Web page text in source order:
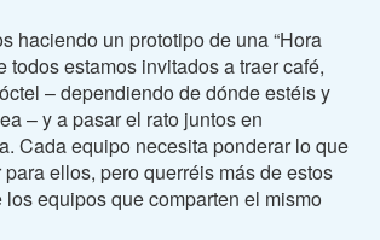
haciendo un prototipo de una “Hora
todos estamos invitados a traer café,
– dependiendo de dónde estéis y
– y a pasar el rato juntos en
Cada equipo necesita ponderar lo que
ellos, pero querréis más de estos
equipos que comparten el mismo